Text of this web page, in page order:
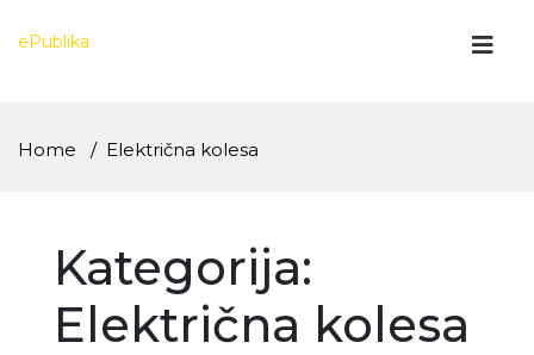
ePublika
Home Električna kolesa
Kategorija:
Električna kolesa